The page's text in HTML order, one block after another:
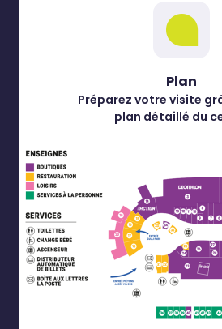
Plan
Préparez votre visite
plan détaillé du